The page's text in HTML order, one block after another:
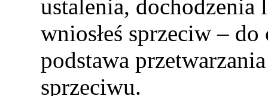
ustalenia,
wniosłeś sprzeciw –
podstawa
sprzeciwu.